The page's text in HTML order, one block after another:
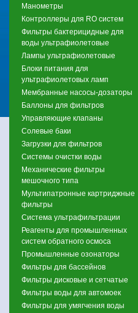
Манометры
Контроллеры для RO систем
Фильтры бактерицидные для
воды ультрафиолетовые
Лампы ультрафиолетовые
Блоки питания для
ультрафиолетовых ламп
Мембранные насосы-дозаторы
Баллоны для фильтров
Управляющие клапаны
Солевые баки
Загрузки для фильтров
Системы очистки воды
Механические фильтры
мешочного типа
Мультипатронные картриджные
фильтры
Система ультрафильтрации
Реагенты для промышленных
систем обратного осмоса
Промышленные озонаторы
Фильтры для бассейнов
Фильтры дисковые и сетчатые
Фильтры воды для автомоек
Фильтры для умягчения воды